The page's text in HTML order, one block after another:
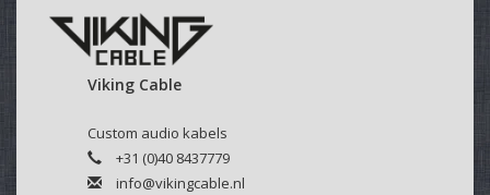
deze optie kunt u hierboven selecteren.
Velcro kabelbinder:
Selecteer hierboven of u een kabelbinder bij uw kabel
Deze klittenband kabelbinders zijn makkelijk en veelvuldig
te gebruiken.
Viking Cable
Custom audio kabels
+31 (0)40 8437779
info@vikingcable.nl